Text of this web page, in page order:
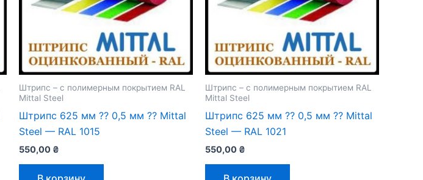
Штрипс – с полимерным покрытием RAL
Mittal Steel
Штрипс 625 мм ⁇ 0,5 мм ⁇ Mittal
Steel — RAL 1015
550,00 ₴
Штрипс – с полимерным покрытием RAL
Mittal Steel
Штрипс 625 мм ⁇ 0,5 мм ⁇ Mittal
Steel — RAL 1021
550,00 ₴